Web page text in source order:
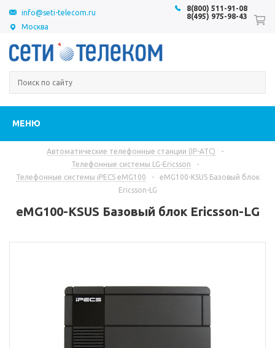
Москва
8(800) 511-91-08
8(495) 975-98-43
info@seti-telecom.ru
МЕНЮ
Автоматические телефонные станции (IP-АТС)
-
Телефонные системы LG-Ericsson
-
Телефонные системы iPECS eMG100
-
eMG100-KSUS Базовый блок
Ericsson-LG
eMG100-KSUS Базовый блок Ericsson-LG